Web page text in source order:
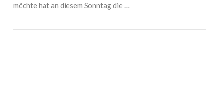
möchte hat an diesem Sonntag die …